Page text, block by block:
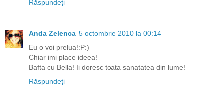
Răspundeți
Anda Zelenca 5 octombrie 2010 la 00:14
Eu o voi prelua!:P:)
Chiar imi place ideea!
Bafta cu Bella! Ii doresc toata sanatatea din lume!
Răspundeți